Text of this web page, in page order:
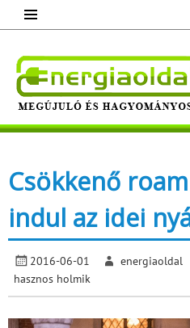
content
Megújuló és
Csökkenő
indul az idei
2016-06-01 energiaoldal
hasznos holmik